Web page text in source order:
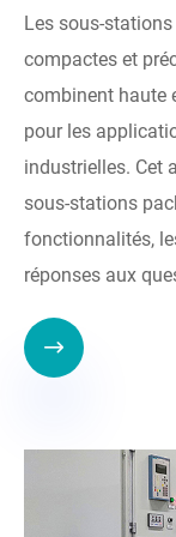
Les sous-
compactes et
combinent haute
pour les
industrielles. Cet
sous-stations
fonctionnalités,
réponses aux
